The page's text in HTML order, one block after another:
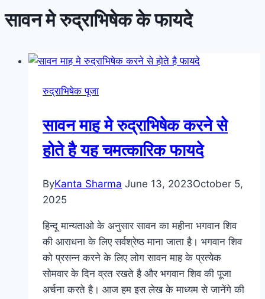
सावन मे रुद्राभिषेक के फायदे
रुद्राभिषेक पूजा
सावन माह मे रुद्राभिषेक करने से
होते है यह चमत्कारिक फायदे
ByKanta Sharma June 13, 2023October 5,
2025
हिन्दू मान्यताओ के अनुसार सावन का महीना भगवान शिव
की आराधना के लिए सर्वश्रेष्ठ माना जाता है। भगवान शिव
को प्रसन्न करने के लिए लोग सावन माह के प्रत्येक
सोमवार के दिन व्रत रखते है और भगवान शिव की पूजा
अर्चना करते है। आज हम इस लेख के माध्यम से जानेंगे की